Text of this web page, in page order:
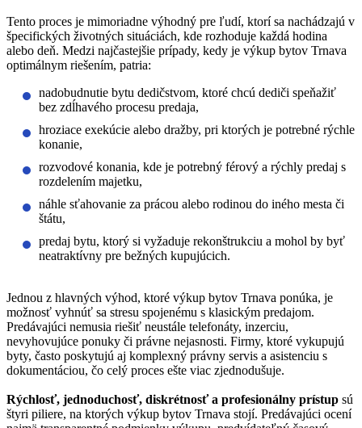
Tento proces je mimoriadne výhodný pre ľudí, ktorí sa nachádzajú v
špecifických životných situáciách, kde rozhoduje každá hodina
alebo deň. Medzi najčastejšie prípady, kedy je výkup bytov Trnava
optimálnym riešením, patria:
nadobudnutie bytu dedičstvom, ktoré chcú dediči speňažiť
bez zdĺhavého procesu predaja,
hroziace exekúcie alebo dražby, pri ktorých je potrebné rýchle
konanie,
rozvodové konania, kde je potrebný férový a rýchly predaj s
rozdelením majetku,
náhle sťahovanie za prácou alebo rodinou do iného mesta či
štátu,
predaj bytu, ktorý si vyžaduje rekonštrukciu a mohol by byť
neatraktívny pre bežných kupujúcich.
Jednou z hlavných výhod, ktoré výkup bytov Trnava ponúka, je
možnosť vyhnúť sa stresu spojenému s klasickým predajom.
Predávajúci nemusia riešiť neustále telefonáty, inzerciu,
nevyhovujúce ponuky či právne nejasnosti. Firmy, ktoré vykupujú
byty, často poskytujú aj komplexný právny servis a asistenciu s
dokumentáciou, čo celý proces ešte viac zjednodušuje.
Rýchlosť, jednoduchosť, diskrétnosť a profesionálny prístup sú
štyri piliere, na ktorých výkup bytov Trnava stojí. Predávajúci ocení